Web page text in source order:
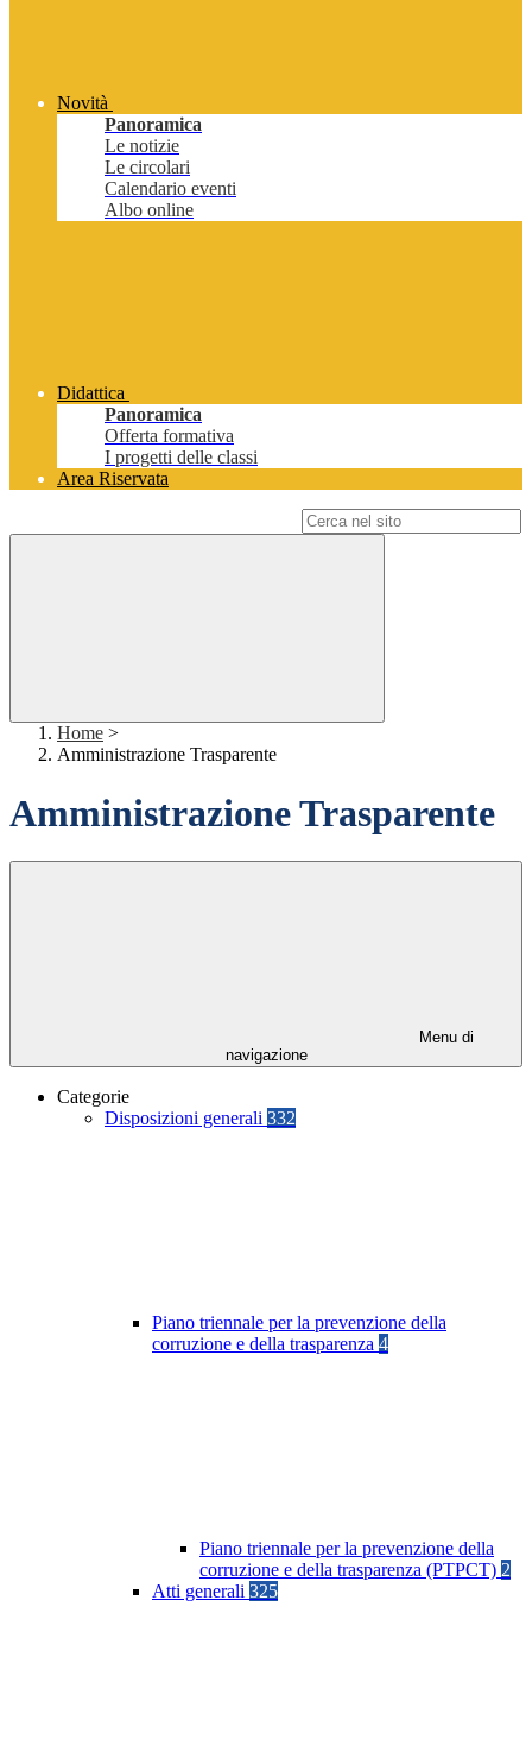
Novità
Panoramica
Le notizie
Le circolari
Calendario eventi
Albo online
Didattica
Panoramica
Offerta formativa
I progetti delle classi
Area Riservata
Home >
Amministrazione Trasparente
Amministrazione Trasparente
Menu di
navigazione
Categorie
Disposizioni generali 332
Piano triennale per la prevenzione della
corruzione e della trasparenza 4
Piano triennale per la prevenzione della
corruzione e della trasparenza (PTPCT) 2
Atti generali 325